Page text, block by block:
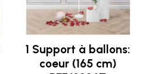
1 Support à ballons:
coeur (165 cm)